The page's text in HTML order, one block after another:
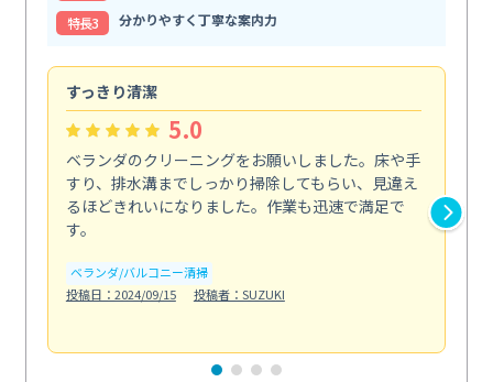
特⻑3
分かりやすく丁寧な案内力
すっきり清潔
5.0
ベランダのクリーニングをお願いしました。床や手
すり、排水溝までしっかり掃除してもらい、見違え
るほどきれいになりました。作業も迅速で満足で
す。
ベランダ/バルコニー清掃
投稿日：2024/09/15
投稿者：SUZUKI